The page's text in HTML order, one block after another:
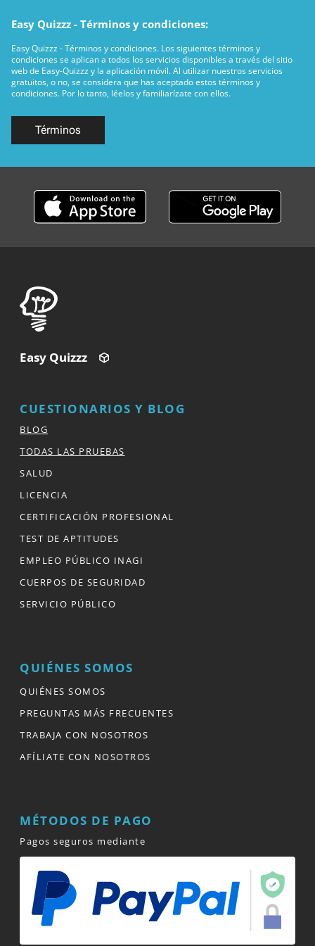
Easy Quizzz - Términos y condiciones:
Easy Quizzz - Términos y condiciones. Los siguientes términos y
condiciones se aplican a todos los servicios disponibles a través del sitio
web de Easy-Quizzz y la aplicación móvil. Al utilizar nuestros servicios
gratuitos, o no, se considera que has aceptado estos términos y
condiciones. Por lo tanto, léelos y familiarízate con ellos.
Términos
Easy Quizzz
CUESTIONARIOS Y BLOG
BLOG
TODAS LAS PRUEBAS
SALUD
LICENCIA
CERTIFICACIÓN PROFESIONAL
TEST DE APTITUDES
EMPLEO PÚBLICO INAGI
CUERPOS DE SEGURIDAD
SERVICIO PÚBLICO
QUIÉNES SOMOS
QUIÉNES SOMOS
PREGUNTAS MÁS FRECUENTES
TRABAJA CON NOSOTROS
AFÍLIATE CON NOSOTROS
MÉTODOS DE PAGO
Pagos seguros mediante